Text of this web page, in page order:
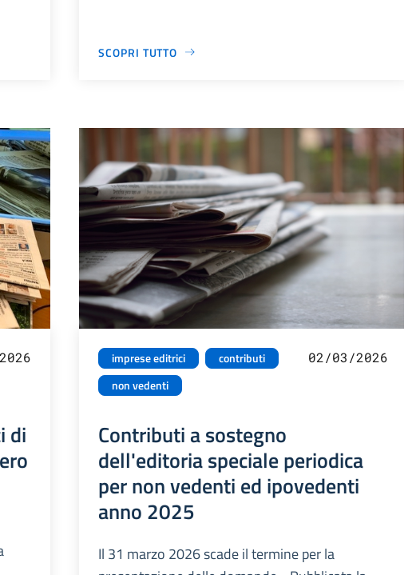
SCOPRI TUTTO
di
imprese editrici
contributi
non vedenti
02/03/2026
Contributi a sostegno
dell'editoria speciale periodica
per non vedenti ed ipovedenti
anno 2025
Il 31 marzo 2026 scade il termine per la